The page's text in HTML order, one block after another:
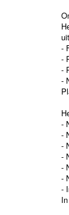
-
-
-
-
-
-
-
-
-
-
-